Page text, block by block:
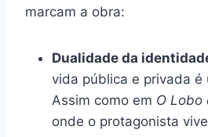
marcam a obra:
Dualidade da
vida pública e privada é
Assim como em O Lobo
onde o protagonista